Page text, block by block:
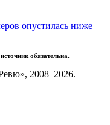
опустилась ниже
обязательна.
2008–2026.